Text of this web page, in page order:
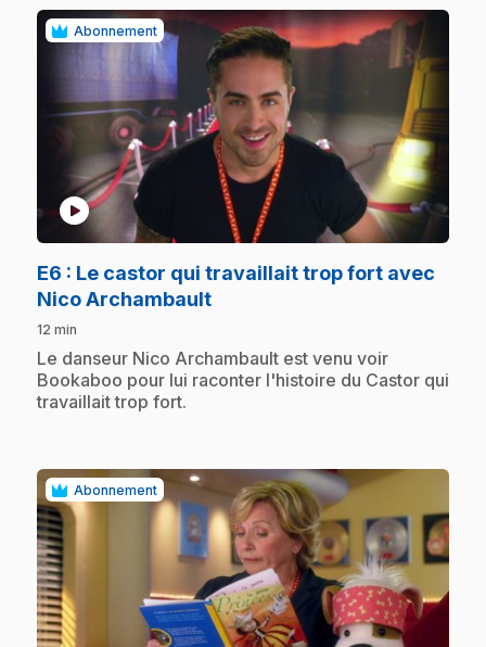
Abonnement
play_circle
E6 : Le castor qui travaillait trop fort avec
Nico Archambault.
12 min
.Le danseur Nico Archambault est venu voir
Bookaboo pour lui raconter l'histoire du Castor qui
travaillait trop fort.
Abonnement